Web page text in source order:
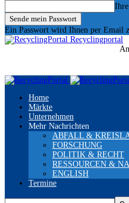
Ein Passwort wird Ihnen per Email
Recyclingportal
Home
Märkte
Unternehmen
Mehr Nachrichten
ABFALL &
FORSCHUNG
POLITIK & RECHT
RESSOURCEN &
ENGLISH
Termine